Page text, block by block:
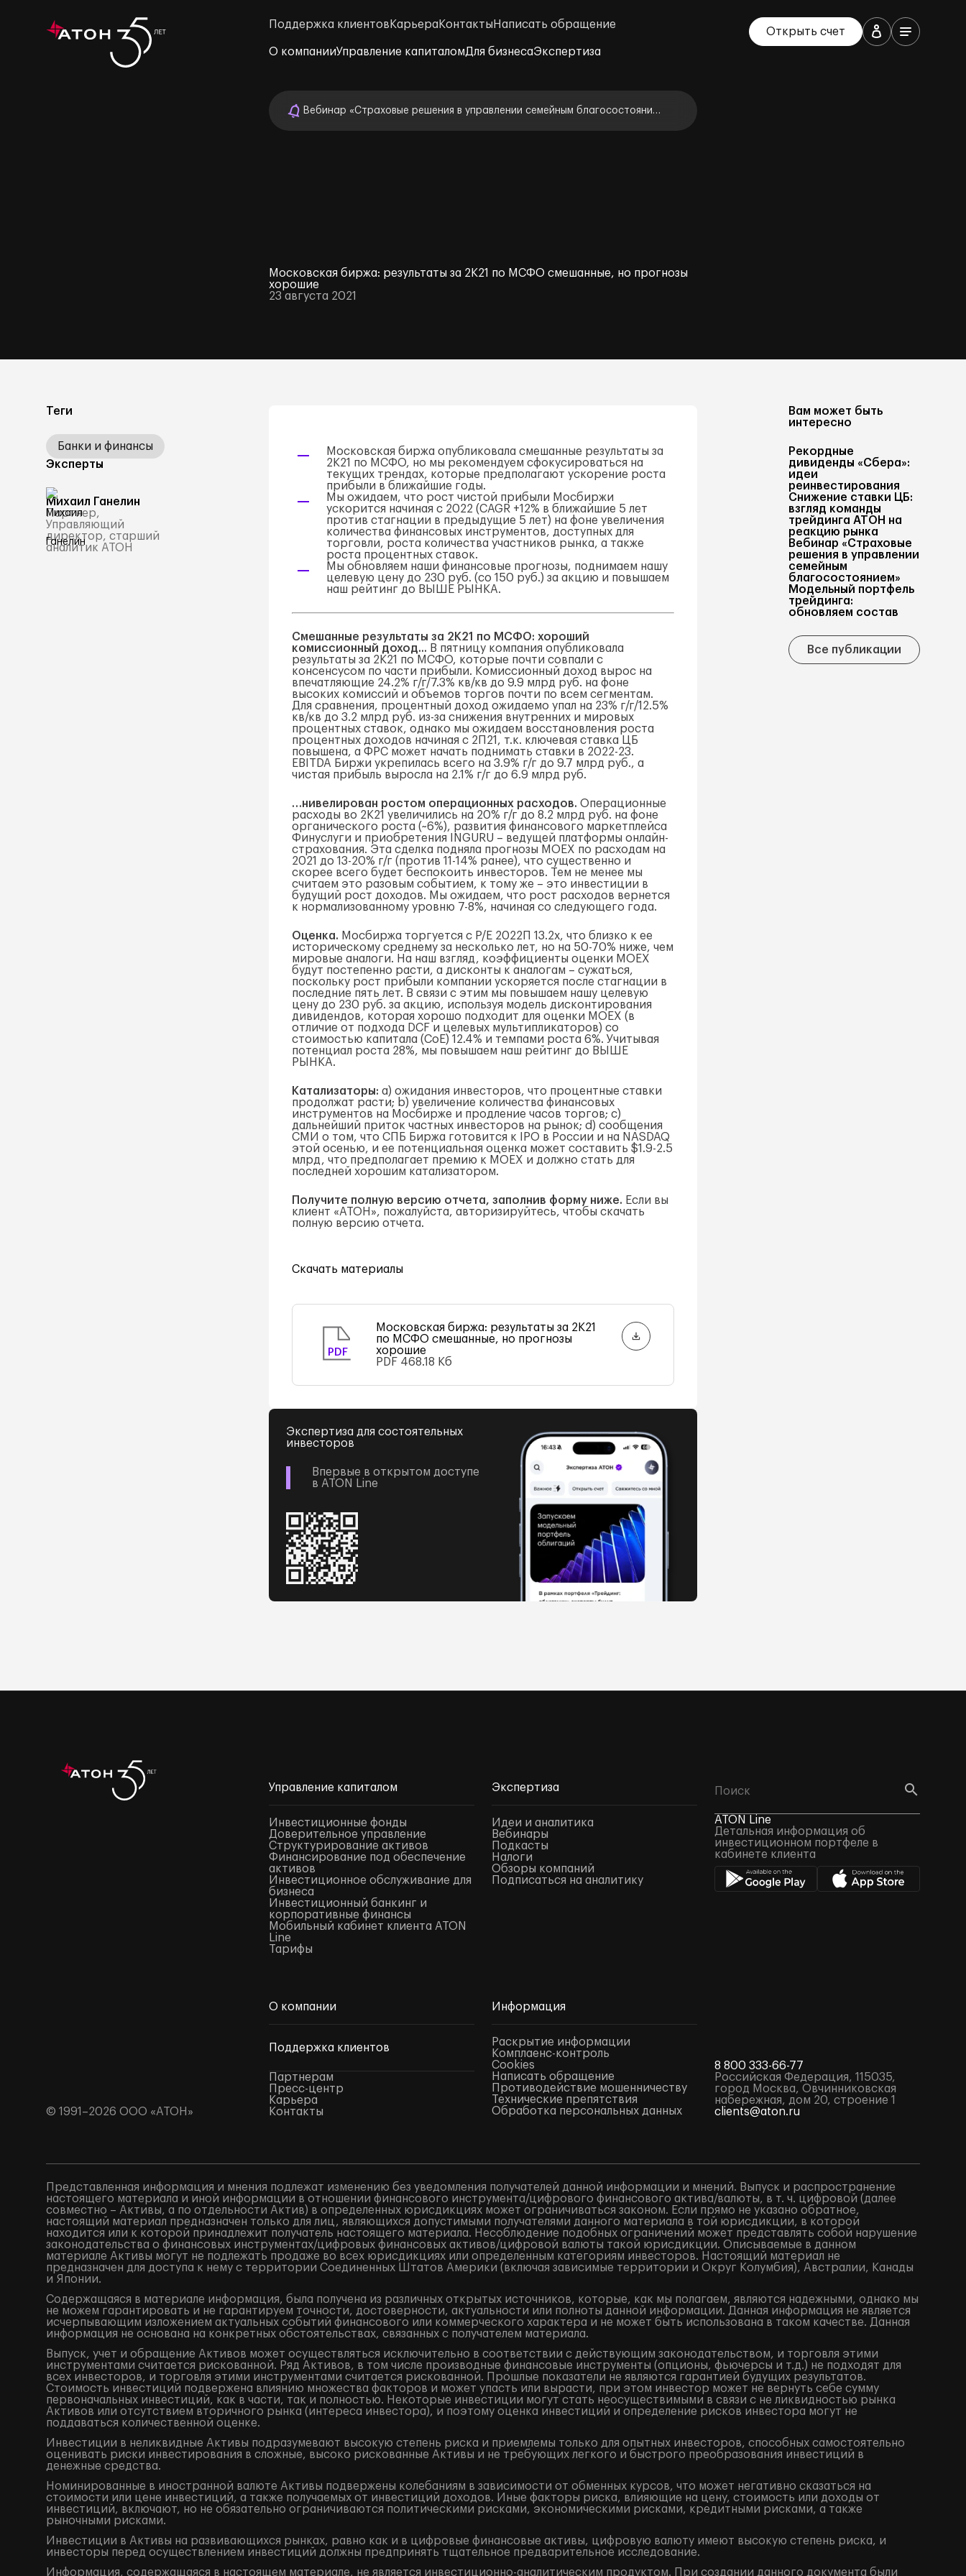
Поддержка клиентов Карьера Контакты Написать обращение
О компанииУправление капиталомДля бизнесаЭкспертиза
Открыть счет
Вебинар «Страховые решения в управлении семейным благосостояние
Московская биржа: результаты за 2К21 по МСФО смешанные, но прогнозы
хорошие
23 августа 2021
Теги
Банки и финансы
Эксперты
Михаил Ганелин
Партнер,
Управляющий
директор, старший
аналитик АТОН
Московская биржа опубликовала смешанные результаты за
2К21 по МСФО, но мы рекомендуем сфокусироваться на
текущих трендах, которые предполагают ускорение роста
прибыли в ближайшие годы.
Мы ожидаем, что рост чистой прибыли Мосбиржи
ускорится начиная с 2022 (CAGR +12% в ближайшие 5 лет
против стагнации в предыдущие 5 лет) на фоне увеличения
количества финансовых инструментов, доступных для
торговли, роста количества участников рынка, а также
роста процентных ставок.
Мы обновляем наши финансовые прогнозы, поднимаем нашу
целевую цену до 230 руб. (со 150 руб.) за акцию и повышаем
наш рейтинг до ВЫШЕ РЫНКА.
Смешанные результаты за 2К21 по МСФО: хороший
комиссионный доход... В пятницу компания опубликовала
результаты за 2К21 по МСФО, которые почти совпали с
консенсусом по части прибыли. Комиссионный доход вырос на
впечатляющие 24.2% г/г/7.3% кв/кв до 9.9 млрд руб. на фоне
высоких комиссий и объемов торгов почти по всем сегментам.
Для сравнения, процентный доход ожидаемо упал на 23% г/г/12.5%
кв/кв до 3.2 млрд руб. из-за снижения внутренних и мировых
процентных ставок, однако мы ожидаем восстановления роста
процентных доходов начиная с 2П21, т.к. ключевая ставка ЦБ
повышена, а ФРС может начать поднимать ставки в 2022-23.
EBITDA Биржи укрепилась всего на 3.9% г/г до 9.7 млрд руб., а
чистая прибыль выросла на 2.1% г/г до 6.9 млрд руб.
…нивелирован ростом операционных расходов. Операционные
расходы во 2К21 увеличились на 20% г/г до 8.2 млрд руб. на фоне
органического роста (~6%), развития финансового маркетплейса
Финуслуги и приобретения INGURU – ведущей платформы онлайн-
страхования. Эта сделка подняла прогнозы MOEX по расходам на
2021 до 13-20% г/г (против 11-14% ранее), что существенно и
скорее всего будет беспокоить инвесторов. Тем не менее мы
считаем это разовым событием, к тому же – это инвестиции в
будущий рост доходов. Мы ожидаем, что рост расходов вернется
к нормализованному уровню 7-8%, начиная со следующего года.
Оценка. Мосбиржа торгуется с P/E 2022П 13.2x, что близко к ее
историческому среднему за несколько лет, но на 50-70% ниже, чем
мировые аналоги. На наш взгляд, коэффициенты оценки MOEX
будут постепенно расти, а дисконты к аналогам – сужаться,
поскольку рост прибыли компании ускоряется после стагнации в
последние пять лет. В связи с этим мы повышаем нашу целевую
цену до 230 руб. за акцию, используя модель дисконтирования
дивидендов, которая хорошо подходит для оценки MOEX (в
отличие от подхода DCF и целевых мультипликаторов) со
стоимостью капитала (CoE) 12.4% и темпами роста 6%. Учитывая
потенциал роста 28%, мы повышаем наш рейтинг до ВЫШЕ
РЫНКА.
Катализаторы: a) ожидания инвесторов, что процентные ставки
продолжат расти; b) увеличение количества финансовых
инструментов на Мосбирже и продление часов торгов; c)
дальнейший приток частных инвесторов на рынок; d) сообщения
СМИ о том, что СПБ Биржа готовится к IPO в России и на NASDAQ
этой осенью, и ее потенциальная оценка может составить $1.9-2.5
млрд, что предполагает премию к MOEX и должно стать для
последней хорошим катализатором.
Получите полную версию отчета, заполнив форму ниже. Если вы
клиент «АТОН», пожалуйста, авторизируйтесь, чтобы скачать
полную версию отчета.
Скачать материалы
PDF
Московская биржа: результаты за 2К21
по МСФО смешанные, но прогнозы
хорошие
PDF 468.18 Кб
Экспертиза для состоятельных
инвесторов
Впервые в открытом доступе
в ATON Line
Вам может быть
интересно
Рекордные
дивиденды «Сбера»:
идеи
реинвестирования
Снижение ставки ЦБ:
взгляд команды
трейдинга АТОН на
реакцию рынка
Вебинар «Страховые
решения в управлении
семейным
благосостоянием»
Модельный портфель
трейдинга:
обновляем состав
Все публикации
© 1991–2026 ООО «АТОН»
Управление капиталом
Инвестиционные фонды
Доверительное управление
Структурирование активов
Финансирование под обеспечение
активов
Инвестиционное обслуживание для
бизнеса
Инвестиционный банкинг и
корпоративные финансы
Мобильный кабинет клиента ATON
Line
Тарифы
Экспертиза
Идеи и аналитика
Вебинары
Подкасты
Налоги
Обзоры компаний
Подписаться на аналитику
О компании
Поддержка клиентов
Партнерам
Пресс-центр
Карьера
Контакты
Информация
Раскрытие информации
Комплаенс-контроль
Cookies
Написать обращение
Противодействие мошенничеству
Технические препятствия
Обработка персональных данных
ATON Line
Детальная информация об
инвестиционном портфеле в
кабинете клиента
8 800 333-66-77
Российская Федерация, 115035,
город Москва, Овчинниковская
набережная, дом 20, строение 1
clients@aton.ru
Представленная информация и мнения подлежат изменению без уведомления получателей данной информации и мнений. Выпуск и распространение
настоящего материала и иной информации в отношении финансового инструмента/цифрового финансового актива/валюты, в т. ч. цифровой (далее
совместно – Активы, а по отдельности Актив) в определенных юрисдикциях может ограничиваться законом. Если прямо не указано обратное,
настоящий материал предназначен только для лиц, являющихся допустимыми получателями данного материала в той юрисдикции, в которой
находится или к которой принадлежит получатель настоящего материала. Несоблюдение подобных ограничений может представлять собой нарушение
законодательства о финансовых инструментах/цифровых финансовых активов/цифровой валюты такой юрисдикции. Описываемые в данном
материале Активы могут не подлежать продаже во всех юрисдикциях или определенным категориям инвесторов. Настоящий материал не
предназначен для доступа к нему с территории Соединенных Штатов Америки (включая зависимые территории и Округ Колумбия), Австралии, Канады
и Японии.
Содержащаяся в материале информация, была получена из различных открытых источников, которые, как мы полагаем, являются надежными, однако мы
не можем гарантировать и не гарантируем точности, достоверности, актуальности или полноты данной информации. Данная информация не является
исчерпывающим изложением актуальных событий финансового или коммерческого характера и не может быть использована в таком качестве. Данная
информация не основана на конкретных обстоятельствах, связанных с получателем материала.
Выпуск, учет и обращение Активов может осуществляться исключительно в соответствии с действующим законодательством, и торговля этими
инструментами считается рискованной. Ряд Активов, в том числе производные финансовые инструменты (опционы, фьючерсы и т.д.) не подходят для
всех инвесторов, и торговля этими инструментами считается рискованной. Прошлые показатели не являются гарантией будущих результатов.
Стоимость инвестиций подвержена влиянию множества факторов и может упасть или вырасти, при этом инвестор может не вернуть себе сумму
первоначальных инвестиций, как в части, так и полностью. Некоторые инвестиции могут стать неосуществимыми в связи с не ликвидностью рынка
Активов или отсутствием вторичного рынка (интереса инвестора), и поэтому оценка инвестиций и определение рисков инвестора могут не
поддаваться количественной оценке.
Инвестиции в неликвидные Активы подразумевают высокую степень риска и приемлемы только для опытных инвесторов, способных самостоятельно
оценивать риски инвестирования в сложные, высоко рискованные Активы и не требующих легкого и быстрого преобразования инвестиций в
денежные средства.
Номинированные в иностранной валюте Активы подвержены колебаниям в зависимости от обменных курсов, что может негативно сказаться на
стоимости или цене инвестиций, а также получаемых от инвестиций доходов. Иные факторы риска, влияющие на цену, стоимость или доходы от
инвестиций, включают, но не обязательно ограничиваются политическими рисками, экономическими рисками, кредитными рисками, а также
рыночными рисками.
Инвестиции в Активы на развивающихся рынках, равно как и в цифровые финансовые активы, цифровую валюту имеют высокую степень риска, и
инвесторы перед осуществлением инвестиций должны предпринять тщательное предварительное исследование.
Информация, содержащаяся в настоящем материале, не является инвестиционно-аналитическим продуктом. При создании данного документа были